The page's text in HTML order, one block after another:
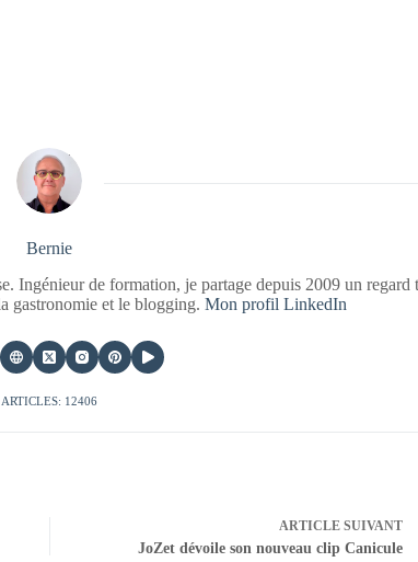
Bernie
Ingénieur de formation, je partage depuis 2009 un regard
gastronomie et le blogging.Mon profil LinkedIn
ARTICLES: 12406
ARTICLESUIVANT
JoZet dévoile son nouveau clip Canicule